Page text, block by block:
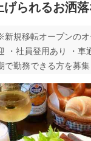
げられるお洒
新規移転オープンの
・社員登用あり ・車
で勤務できる方を募